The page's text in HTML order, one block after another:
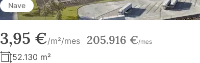
Nave
3,95 €/m²/mes 205.916 €/mes
52.130 m²